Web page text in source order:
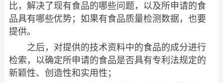
比，解决了现有食品的哪些问题，以及所申请的食
品具有哪些优势；如果有食品质量检测数据，也要
提供。
之后，对提供的技术资料中的食品的成分进行
检索，以确定所申请的食品是否具有专利法规定的
新颖性、创造性和实用性；